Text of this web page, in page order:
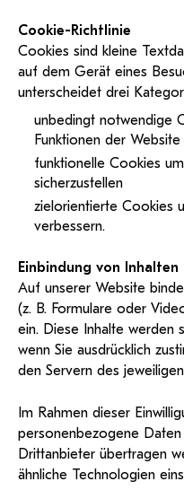
Cookie-Richtlinie
Cookies sind kleine
auf dem Gerät eines
unterscheidet drei
unbedingt notwendige
Funktionen der
funktionelle Cookies
sicherzustellen
zielorientierte Cookies
verbessern.
Einbindung von
Auf unserer Website
(z. B. Formulare oder
ein. Diese Inhalte werden
wenn Sie ausdrücklich
den Servern des
Im Rahmen dieser
personenbezogene
Drittanbieter übertragen
ähnliche Technologien